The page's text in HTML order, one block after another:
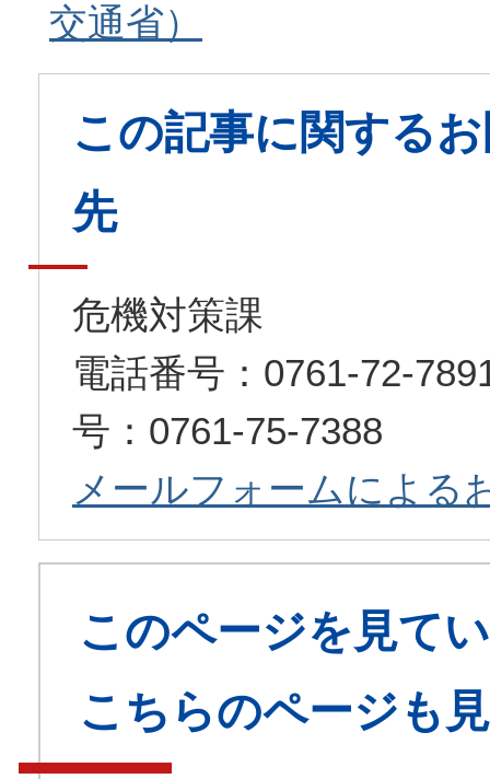
交通省）
この記事に関する
先
危機対策課
電話番号：0761-72-
号：0761-75-7388
メールフォームによる
このページを見て
こちらのページも